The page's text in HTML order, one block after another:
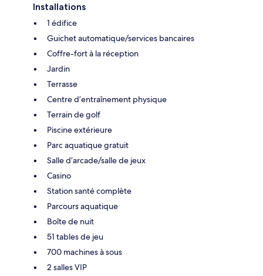
Installations
1 édifice
Guichet automatique/services bancaires
Coffre-fort à la réception
Jardin
Terrasse
Centre d’entraînement physique
Terrain de golf
Piscine extérieure
Parc aquatique gratuit
Salle d’arcade/salle de jeux
Casino
Station santé complète
Parcours aquatique
Boîte de nuit
51 tables de jeu
700 machines à sous
2 salles VIP